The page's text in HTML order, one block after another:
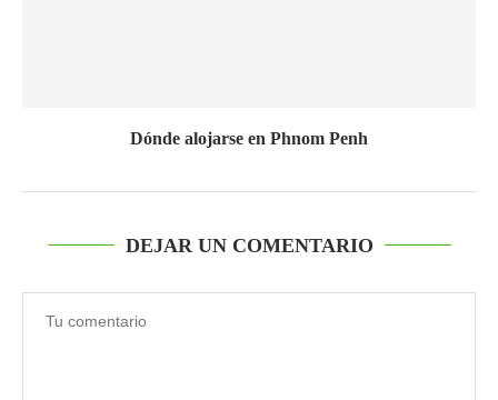
Dónde alojarse en Phnom Penh
DEJAR UN COMENTARIO